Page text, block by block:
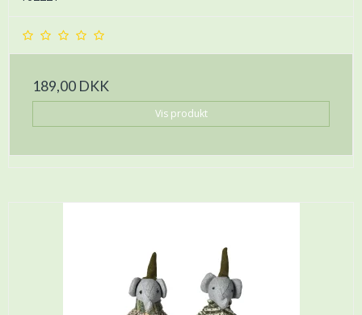
189,00 DKK
Vis produkt